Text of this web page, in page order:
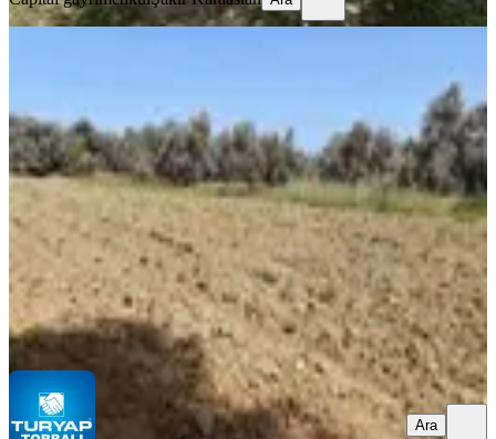
1732 m²·Kanalizasyon, Parselli +1·1.126/m²·
10.04.2026
1.950.000 ₺
TURYAP TORBALI TEMSİLCİLİĞİErdal Gün
Ara
Ara